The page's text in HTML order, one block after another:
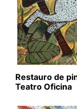
Restauro de
Teatro Oficina